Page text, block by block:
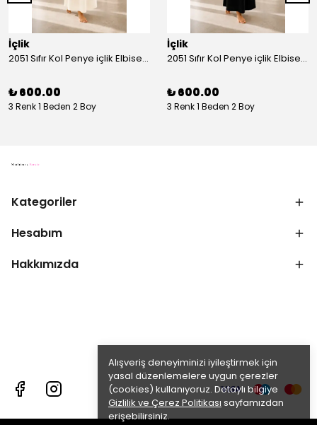
Alışveriş deneyiminizi iyileştirmek için
yasal düzenlemelere uygun çerezler
(cookies) kullanıyoruz. Detaylı bilgiye
Gizlilik ve Çerez Politikası sayfamızdan
erişebilirsiniz.
İçlik
2051 Sıfır Kol Penye içlik Elbise - Ekru
₺ 600.00
3 Renk 1 Beden 2 Boy
İçlik
2051 Sıfır Kol Penye içlik Elbise - Siyah
₺ 600.00
3 Renk 1 Beden 2 Boy
Kategoriler
Hesabım
Hakkımızda